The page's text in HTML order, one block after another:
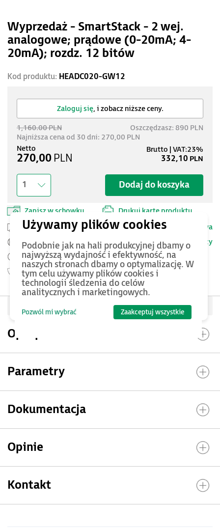
Wyprzedaż - SmartStack - 2 wej.
analogowe; prądowe (0-20mA; 4-
20mA); rozdz. 12 bitów
Kod produktu: HEADC020-GW12
Zaloguj się, i zobacz niższe ceny.
1,160.00 PLN
Oszczędzasz: 890 PLN
Najniższa cena od 30 dni: 270,00 PLN
Dodaj do koszyka
1
Zapisz w schowku Drukuj kartę produktu
270,00 PLN 332,10 PLN
Przesyłka kurierska -25 PLN netto
Dostawa
Pomoc Techniczna ASTOR
Szczegóły
Zamów przed 12:00 - dostawa następnego dnia
Gwarancja12 miesięcy
Oceń produkt
Opis produktu
Parametry
Dokumentacja
Opinie
Kontakt
Podobnie jak na hali produkcyjnej dbamy o
najwyższą wydajność i efektywność, na
naszych stronach dbamy o optymalizację. W
tym celu używamy plików cookies i
technologii śledzenia do celów
analitycznych i marketingowych.
Pozwól mi wybrać Zaakceptuj wszystkie